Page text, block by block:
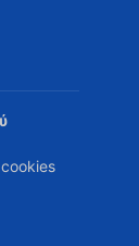
cookies